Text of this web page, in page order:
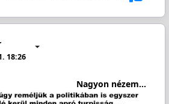
18:26
Nagyon nézem...